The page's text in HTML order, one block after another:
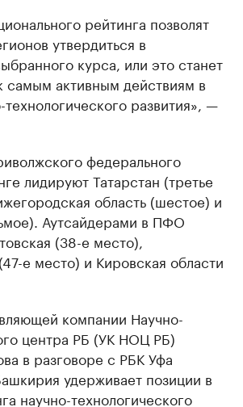
рейтинга позволят
утвердиться в
курса, или это станет
самым активным действиям в
развития», —
федерального
лидируют Татарстан (третье
область (шестое) и
Аутсайдерами в ПФО
(38-е место),
е место) и Кировская области
компании Научно-
центра РБ (УК НОЦ РБ)
в разговоре с РБК Уфа
удерживает позиции в
научно-технологического